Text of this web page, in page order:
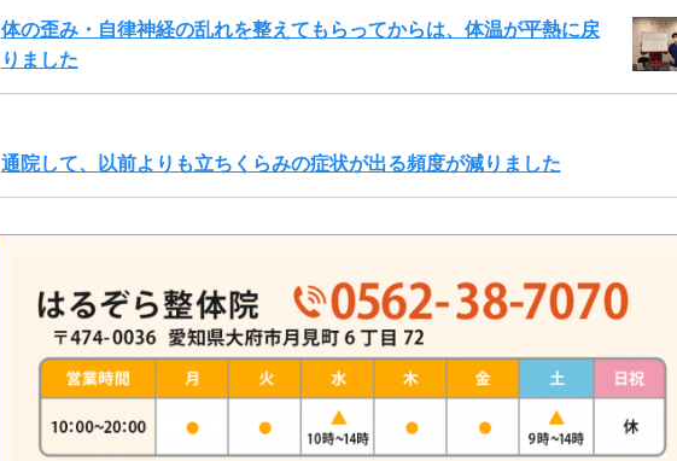
体の歪み・自律神経の乱れを整えてもらってからは、体温が平熱に戻
りました
通院して、以前よりも立ちくらみの症状が出る頻度が減りました